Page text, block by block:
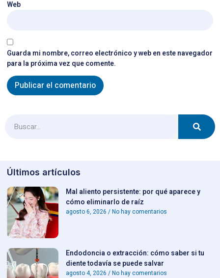
Web
Guarda mi nombre, correo electrónico y web en este navegador
para la próxima vez que comente.
Últimos artículos
Mal aliento persistente: por qué aparece y
cómo eliminarlo de raíz
agosto 6, 2026 No hay comentarios
Endodoncia o extracción: cómo saber si tu
diente todavía se puede salvar
agosto 4, 2026 No hay comentarios